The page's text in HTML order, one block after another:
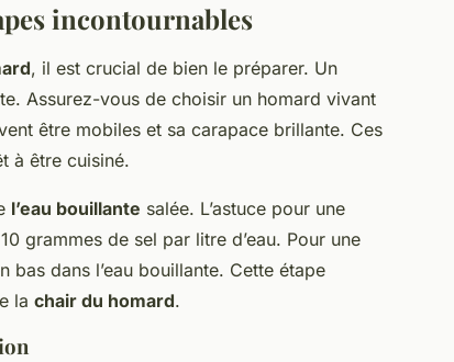
incontournables
, il est crucial de bien le préparer. Un
Assurez-vous de choisir un homard vivant
être mobiles et sa carapace brillante. Ces
à être cuisiné.
l’eau bouillante salée. L’astuce pour une
grammes de sel par litre d’eau. Pour une
dans l’eau bouillante. Cette étape
la chair du homard.